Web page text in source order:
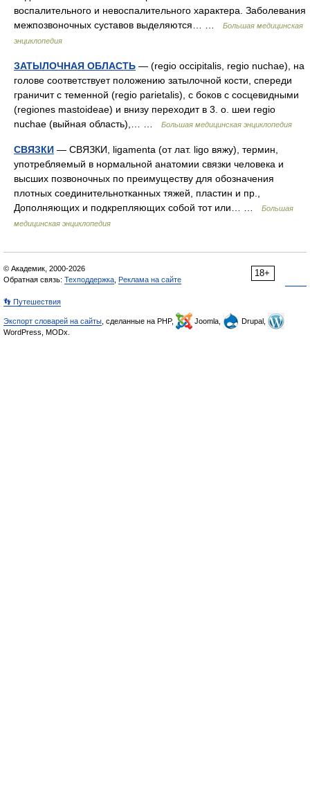
воспалительного и невоспалительного характера. Заболевания
межпозвоночных суставов выделяются… …
Большая медицинская
энциклопедия
ЗАТЫЛОЧНАЯ ОБЛАСТЬ — (regio occipitalis, regio nuchae), на
голове соответствует положению затылочной кости, спереди
граничит с теменной (regio parietalis), с боков с сосцевидными
(regiones mastoideae) и внизу переходит в 3. о. шеи regio
nuchae (выйная область),… …
Большая медицинская энциклопедия
СВЯЗКИ — СВЯЗКИ, ligamenta (от лат. ligo вяжу), термин,
употребляемый в нормальной анатомии связки человека и
высших позвоночных по преимуществу для обозначения
плотных соединительнотканных тяжей, пластин и пр.,
Дополняющих и подкрепляющих собой тот или… …
Большая
медицинская энциклопедия
18+
© Академик, 2000-2026
Обратная связь: Техподдержка Реклама на сайте
👣 Путешествия
Экспорт словарей на сайты , сделанные на PHP, Joomla,
Drupal,
WordPress, MODx.